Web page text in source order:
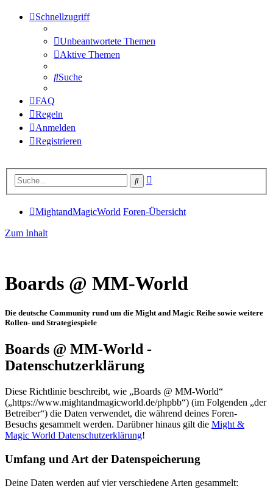
Schnellzugriff
Unbeantwortete Themen
Aktive Themen
Suche
FAQ
Regeln
Anmelden
Registrieren
Suche
MightandMagicWorld Foren-Übersicht
Zum Inhalt
Boards @ MM-World
Die deutsche Community rund um die Might and Magic Reihe sowie weitere
Rollen- und Strategiespiele
Boards @ MM-World -
Datenschutzerklärung
Diese Richtlinie beschreibt, wie „Boards @ MM-World“
(„https://www.mightandmagicworld.de/phpbb“) (im Folgenden „der
Betreiber“) die Daten verwendet, die während deines Foren-
Besuchs gesammelt werden. Darübner hinaus gilt die Might &
Magic World Datenschutzerklärung!
Umfang und Art der Datenspeicherung
Deine Daten werden auf vier verschiedene Arten gesammelt: